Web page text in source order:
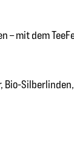
– mit dem